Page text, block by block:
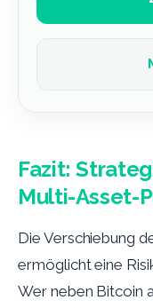
Fazit:
Multi-Asset-
Die Verschiebung
ermöglicht eine
Wer neben Bitcoin